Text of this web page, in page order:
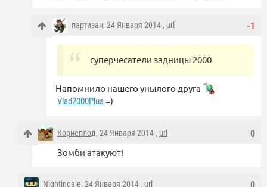
-1
партизан, 24 Января 2014 , url
суперчесатели задницы 2000
Напомнило нашего унылого друга
Vlad2000Plus =)
0
Корнеплод, 24 Января 2014 , url
Зомби атакуют!
Nightingale, 24 Января 2014 , url